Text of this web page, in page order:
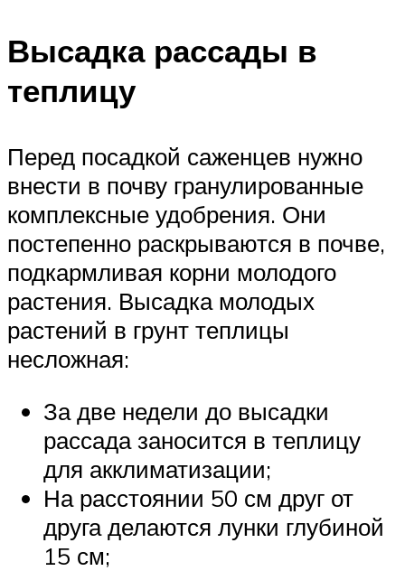
Высадка рассады в
теплицу
Перед посадкой саженцев нужно
внести в почву гранулированные
комплексные удобрения. Они
постепенно раскрываются в почве,
подкармливая корни молодого
растения. Высадка молодых
растений в грунт теплицы
несложная:
За две недели до высадки
рассада заносится в теплицу
для акклиматизации;
На расстоянии 50 см друг от
друга делаются лунки глубиной
15 см;